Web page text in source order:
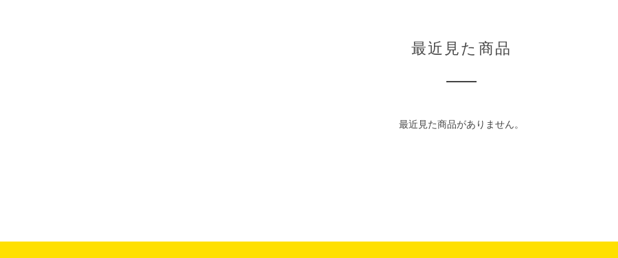
最近見た商品
最近見た商品がありません。